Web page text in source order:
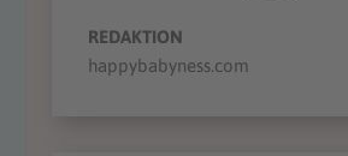
REDAKTION
happybabyness.com